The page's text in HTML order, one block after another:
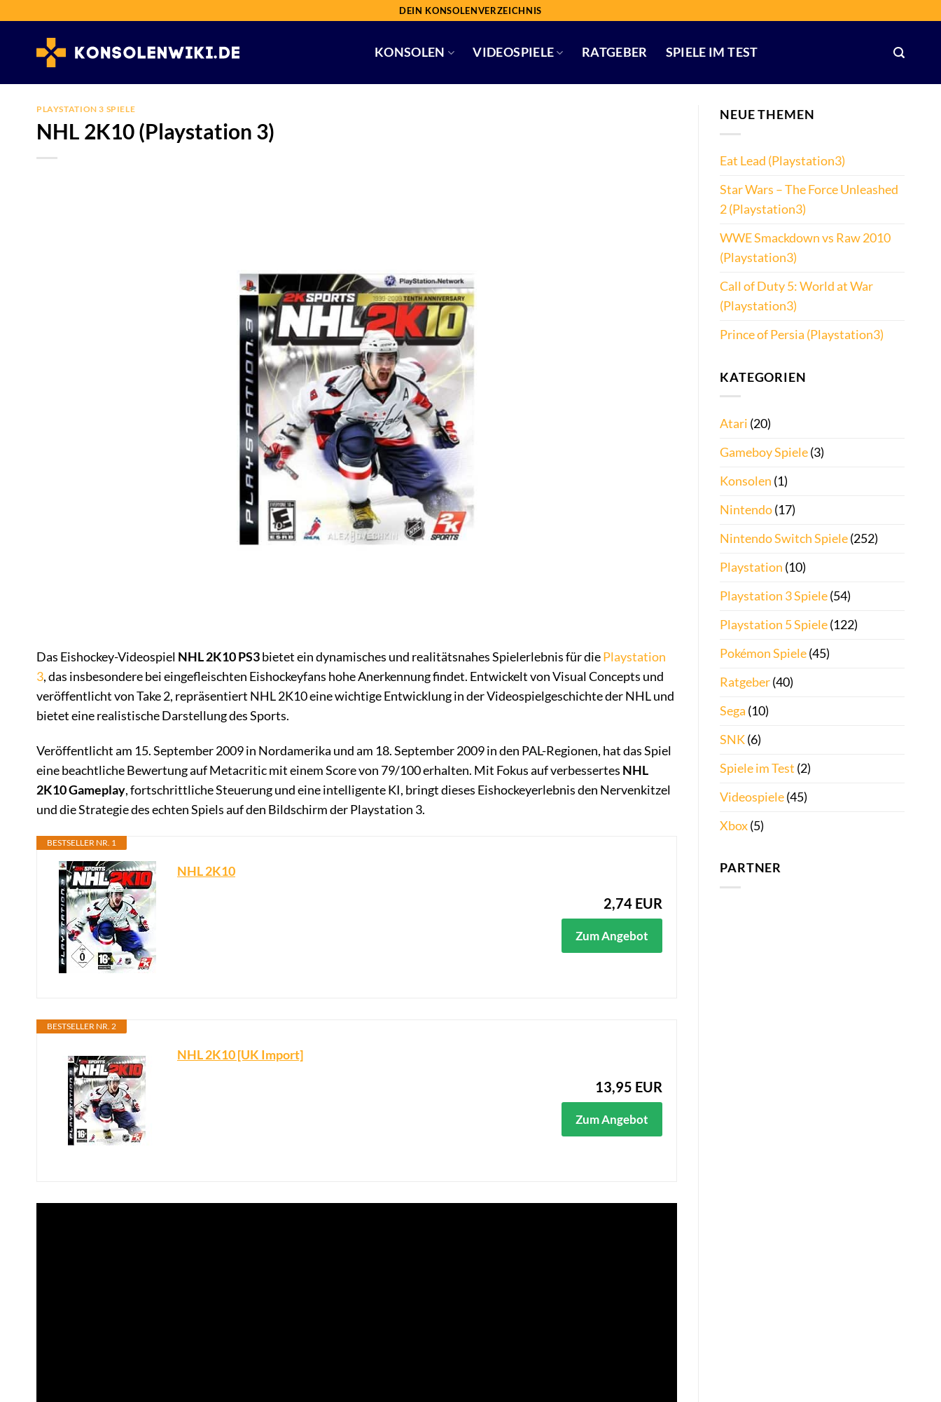
springen
DEIN KONSOLENVERZEICHNIS
KONSOLEN VIDEOSPIELE RATGEBER SPIELE IM TEST
PLAYSTATION 3 SPIELE
NHL 2K10 (Playstation 3)
Das Eishockey-Videospiel NHL 2K10 PS3bietet ein dynamisches und realitätsnahes Spielerlebnis für diePlaystation
3, das insbesondere bei eingefleischten Eishockeyfans hohe Anerkennung findet. Entwickelt von Visual Concepts und
veröffentlicht von Take 2, repräsentiert NHL 2K10 eine wichtige Entwicklung in der Videospielgeschichte der NHL und
bietet eine realistische Darstellung des Sports.
Veröffentlicht am 15. September 2009 in Nordamerika und am 18. September 2009 in den PAL-Regionen, hat das Spiel
eine beachtliche Bewertung auf Metacritic mit einem Score von 79/100 erhalten. Mit Fokus auf verbessertes NHL
2K10 Gameplay, fortschrittliche Steuerung und eine intelligente KI, bringt dieses Eishockeyerlebnis den Nervenkitzel
und die Strategie des echten Spiels auf den Bildschirm der Playstation 3.
BESTSELLER NR. 1
NHL 2K10
2,74 EUR
Zum Angebot
BESTSELLER NR. 2
NHL 2K10 [UK Import]
13,95 EUR
Zum Angebot
NEUE THEMEN
Eat Lead (Playstation3)
Star Wars – The Force Unleashed
2 (Playstation3)
WWE Smackdown vs Raw 2010
(Playstation3)
Call of Duty 5: World at War
(Playstation3)
Prince of Persia (Playstation3)
KATEGORIEN
Atari (20)
Gameboy Spiele(3)
Konsolen (1)
Nintendo(17)
Nintendo Switch Spiele(252)
Playstation (10)
Playstation 3 Spiele(54)
Playstation 5 Spiele(122)
Pokémon Spiele(45)
Ratgeber(40)
Sega (10)
SNK(6)
Spiele im Test (2)
Videospiele(45)
Xbox(5)
PARTNER